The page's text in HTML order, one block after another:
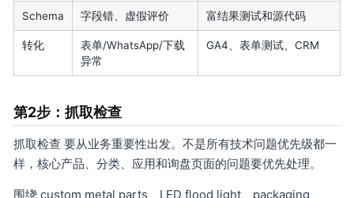
Schema 字段错、虚假评价 富结果测试和源代码
转化
表单/WhatsApp/下载
异常
GA4、表单测试、CRM
第2步：抓取检查
抓取检查 要从业务重要性出发。不是所有技术问题优先级都一
样，核心产品、分类、应用和询盘页面的问题要优先处理。
围绕 custom metal parts、LED flood light、packaging